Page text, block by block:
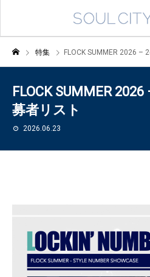
特集 FLOCK SUMMER 2026 –
FLOCK SUMMER
募者リスト
2026.06.23